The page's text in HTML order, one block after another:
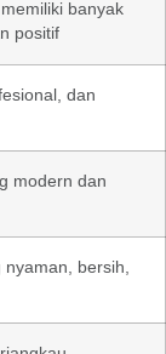
banyak
positif
dan
modern dan
bersih,